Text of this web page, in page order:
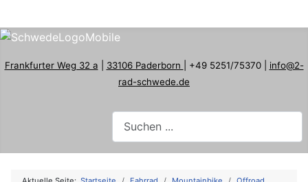
Frankfurter Weg 32 a 33106 Paderborn | +49 5251/75370 | info@2-
rad-schwede.de